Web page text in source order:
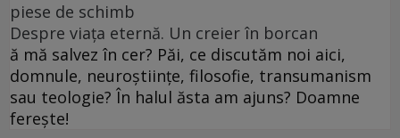
piese de schimb
Despre viața eternă. Un creier în borcan
ă mă salvez în cer? Păi, ce discutăm noi aici,
domnule, neuroștiințe, filosofie, transumanism
sau teologie? În halul ăsta am ajuns? Doamne
ferește!